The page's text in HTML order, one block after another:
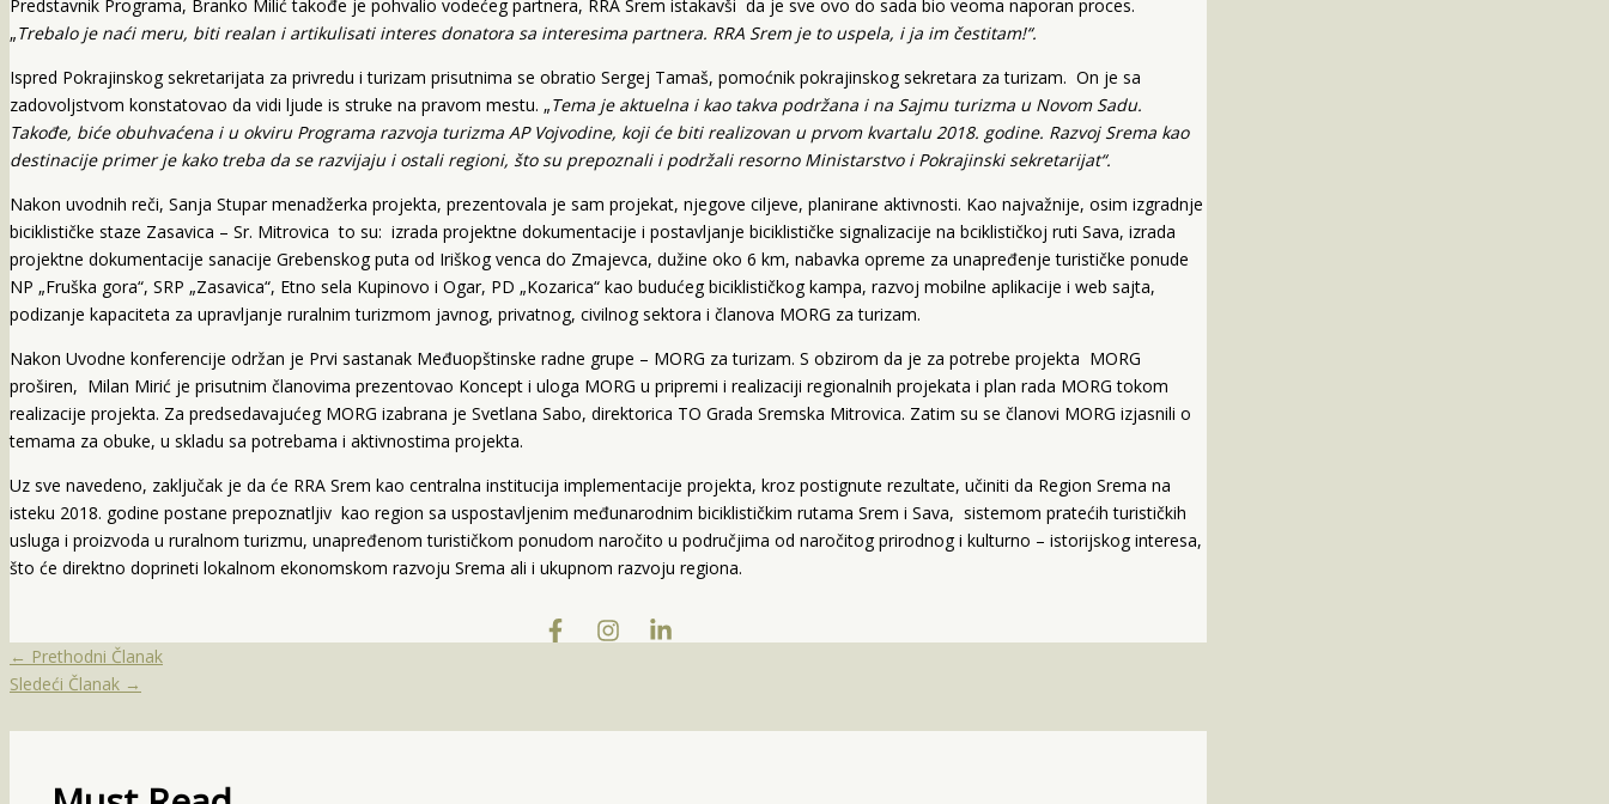
Predstavnik Programa, Branko Milić takođe je pohvalio vodećeg partnera, RRA Srem istakavši da je sve ovo do sada bio veoma naporan proces.
„Trebalo je naći meru, biti realan i artikulisati interes donatora sa interesima partnera. RRA Srem je to uspela, i ja im čestitam!“.
Ispred Pokrajinskog sekretarijata za privredu i turizam prisutnima se obratio Sergej Tamaš, pomoćnik pokrajinskog sekretara za turizam. On je sa
zadovoljstvom konstatovao da vidi ljude is struke na pravom mestu. „Tema je aktuelna i kao takva podržana i na Sajmu turizma u Novom Sadu.
Takođe, biće obuhvaćena i u okviru Programa razvoja turizma AP Vojvodine, koji će biti realizovan u prvom kvartalu 2018. godine. Razvoj Srema kao
destinacije primer je kako treba da se razvijaju i ostali regioni, što su prepoznali i podržali resorno Ministarstvo i Pokrajinski sekretarijat“.
Nakon uvodnih reči, Sanja Stupar menadžerka projekta, prezentovala je sam projekat, njegove ciljeve, planirane aktivnosti. Kao najvažnije, osim izgradnje
biciklističke staze Zasavica – Sr. Mitrovica to su: izrada projektne dokumentacije i postavljanje biciklističke signalizacije na bciklističkoj ruti Sava, izrada
projektne dokumentacije sanacije Grebenskog puta od Iriškog venca do Zmajevca, dužine oko 6 km, nabavka opreme za unapređenje turističke ponude
NP „Fruška gora“, SRP „Zasavica“, Etno sela Kupinovo i Ogar, PD „Kozarica“ kao budućeg biciklističkog kampa, razvoj mobilne aplikacije i web sajta,
podizanje kapaciteta za upravljanje ruralnim turizmom javnog, privatnog, civilnog sektora i članova MORG za turizam.
Nakon Uvodne konferencije održan je Prvi sastanak Međuopštinske radne grupe – MORG za turizam. S obzirom da je za potrebe projekta MORG
proširen, Milan Mirić je prisutnim članovima prezentovao Koncept i uloga MORG u pripremi i realizaciji regionalnih projekata i plan rada MORG tokom
realizacije projekta. Za predsedavajućeg MORG izabrana je Svetlana Sabo, direktorica TO Grada Sremska Mitrovica. Zatim su se članovi MORG izjasnili o
temama za obuke, u skladu sa potrebama i aktivnostima projekta.
Uz sve navedeno, zaključak je da će RRA Srem kao centralna institucija implementacije projekta, kroz postignute rezultate, učiniti da Region Srema na
isteku 2018. godine postane prepoznatljiv kao region sa uspostavljenim međunarodnim biciklističkim rutama Srem i Sava, sistemom pratećih turističkih
usluga i proizvoda u ruralnom turizmu, unapređenom turističkom ponudom naročito u područjima od naročitog prirodnog i kulturno – istorijskog interesa,
što će direktno doprineti lokalnom ekonomskom razvoju Srema ali i ukupnom razvoju regiona.
← Prethodni Članak
Sledeći Članak →